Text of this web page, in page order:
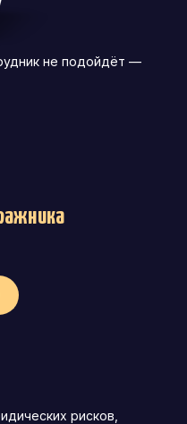
развитию
не подойдёт —
рисков,